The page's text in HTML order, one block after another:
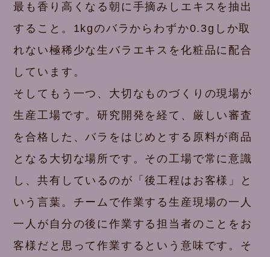
最も香り高くなる朝に手摘みしエキスを抽出
すること。1kgのバラからわずか0.3gしか取
れない極稀少な生バラエキスを化粧品に配合
しています。
そしてもう一つ、大切なものづくりの現場が
生産工場です。研究開発を経て、厳しい審査
を合格した、バラをはじめとする原料が商品
となる大切な場所です。その工場で常に意識
し、共有しているのが「後工程はお客様」と
いう言葉。チームで作業する生産現場の一人
一人が自分の後に作業する担当者のことをお
客様だと思って作業するという意味です。そ